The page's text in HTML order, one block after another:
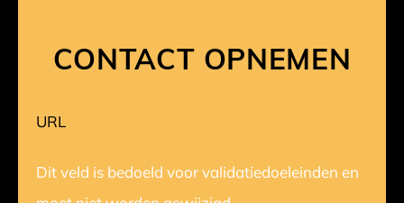
CONTACT OPNEMEN
URL
Dit veld is bedoeld voor validatiedoeleinden en